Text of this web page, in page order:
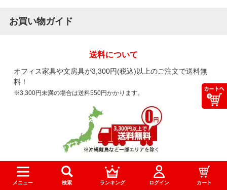
お買い物ガイド
送料について
オフィス家具や文房具が3,300円(税込)以上のご注文で送料無
料！
※3,300円未満の場合は送料550円かかります。
詳しくはこちら
メニュー 検索 ランキング ログイン カート